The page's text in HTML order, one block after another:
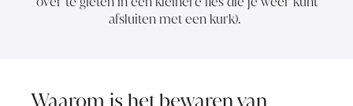
afsluiten met een kurk).